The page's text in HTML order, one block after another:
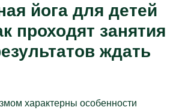
йога для детей
проходят занятия
ждать
характерны особенности